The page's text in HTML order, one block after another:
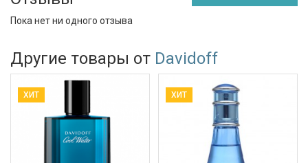
Пока нет ни одного отзыва
Другие товары от Davidoff
ХИТ ХИТ